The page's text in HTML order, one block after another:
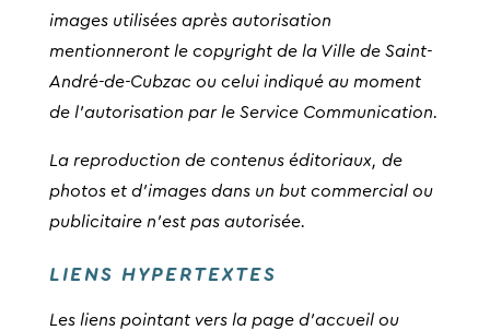
images utilisées après autorisation
mentionneront le copyright de la Ville de Saint-
André-de-Cubzac ou celui indiqué au moment
de l’autorisation par le Service Communication.
La reproduction de contenus éditoriaux, de
photos et d’images dans un but commercial ou
publicitaire n’est pas autorisée.
LIENS HYPERTEXTES
Les liens pointant vers la page d’accueil ou